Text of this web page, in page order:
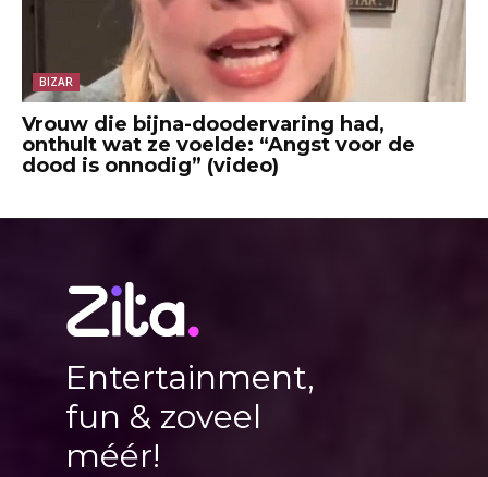
BIZAR
Vrouw die bijna-doodervaring had,
onthult wat ze voelde: “Angst voor de
dood is onnodig” (video)
Entertainment,
fun & zoveel
méér!